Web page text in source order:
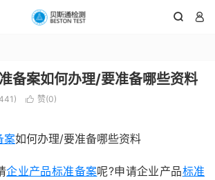
 
备案如何办理/要准备哪些资料
 赞(0)
案如何办理/要准备哪些资料
企业产品标准备案呢?申请企业产品标准